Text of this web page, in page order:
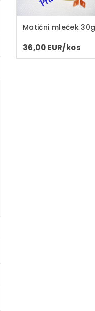
Matični mleček 30g
36,00 EUR/kos